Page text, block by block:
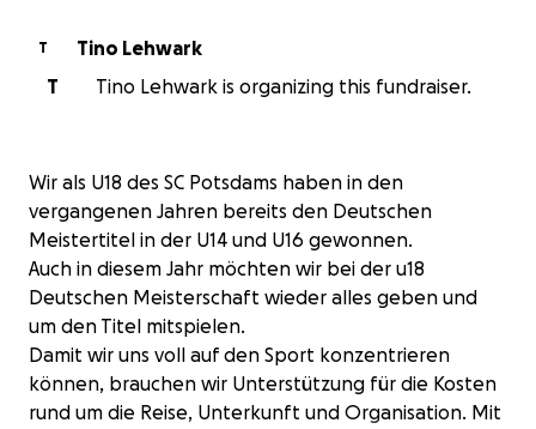
T
Tino Lehwark
T
Tino Lehwark is organizing this fundraiser.
Wir als U18 des SC Potsdams haben in den
vergangenen Jahren bereits den Deutschen
Meistertitel in der U14 und U16 gewonnen.
Auch in diesem Jahr möchten wir bei der u18
Deutschen Meisterschaft wieder alles geben und
um den Titel mitspielen.
Damit wir uns voll auf den Sport konzentrieren
können, brauchen wir Unterstützung für die Kosten
rund um die Reise, Unterkunft und Organisation. Mit